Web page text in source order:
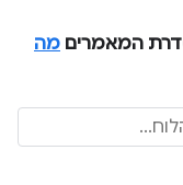
המאמרים מה